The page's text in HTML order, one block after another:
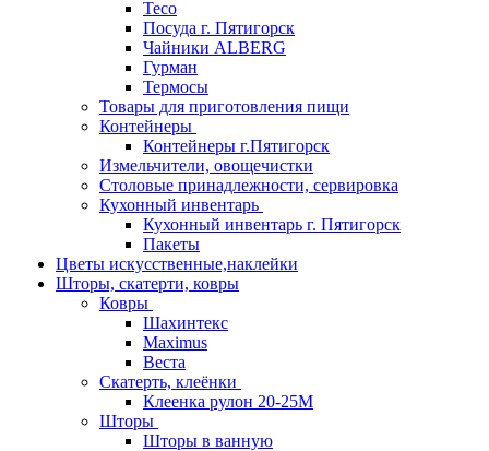
Teco
Посуда г. Пятигорск
Чайники ALBERG
Гурман
Термосы
Товары для приготовления пищи
Контейнеры
Контейнеры г.Пятигорск
Измельчители, овощечистки
Столовые принадлежности, сервировка
Кухонный инвентарь
Кухонный инвентарь г. Пятигорск
Пакеты
Цветы искусственные,наклейки
Шторы, скатерти, ковры
Ковры
Шахинтекс
Maximus
Веста
Скатерть, клеёнки
Клеенка рулон 20-25М
Шторы
Шторы в ванную